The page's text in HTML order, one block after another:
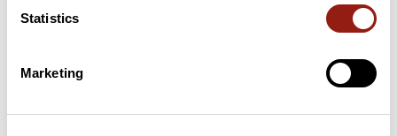
Statistics
Marketing
Última actualización de la ficha de ruta: 31 de mayo de 2014 6:40:32.
Identificador del recorrido: 2273659